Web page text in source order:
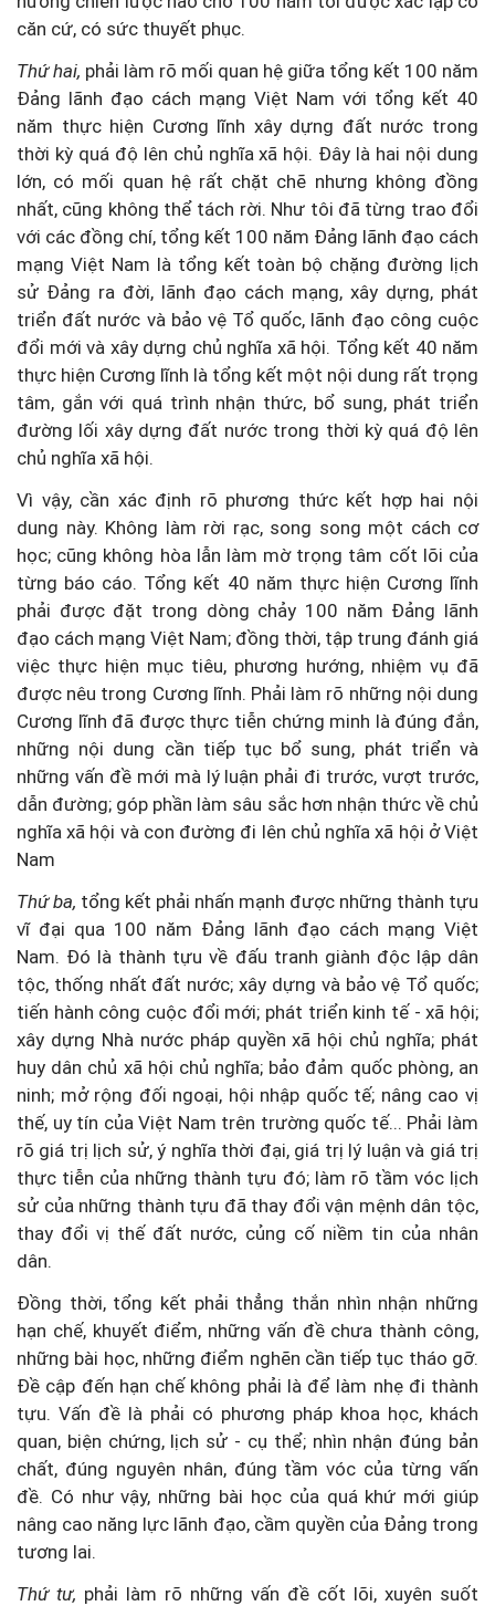
căn cứ, có sức thuyết phục.
Thứ hai, phải làm rõ mối quan hệ giữa tổng kết 100 năm
Đảng lãnh đạo cách mạng Việt Nam với tổng kết 40
năm thực hiện Cương lĩnh xây dựng đất nước trong
thời kỳ quá độ lên chủ nghĩa xã hội. Đây là hai nội dung
lớn, có mối quan hệ rất chặt chẽ nhưng không đồng
nhất, cũng không thể tách rời. Như tôi đã từng trao đổi
với các đồng chí, tổng kết 100 năm Đảng lãnh đạo cách
mạng Việt Nam là tổng kết toàn bộ chặng đường lịch
sử Đảng ra đời, lãnh đạo cách mạng, xây dựng, phát
triển đất nước và bảo vệ Tổ quốc, lãnh đạo công cuộc
đổi mới và xây dựng chủ nghĩa xã hội. Tổng kết 40 năm
thực hiện Cương lĩnh là tổng kết một nội dung rất trọng
tâm, gắn với quá trình nhận thức, bổ sung, phát triển
đường lối xây dựng đất nước trong thời kỳ quá độ lên
chủ nghĩa xã hội.
Vì vậy, cần xác định rõ phương thức kết hợp hai nội
dung này. Không làm rời rạc, song song một cách cơ
học; cũng không hòa lẫn làm mờ trọng tâm cốt lõi của
từng báo cáo. Tổng kết 40 năm thực hiện Cương lĩnh
phải được đặt trong dòng chảy 100 năm Đảng lãnh
đạo cách mạng Việt Nam; đồng thời, tập trung đánh giá
việc thực hiện mục tiêu, phương hướng, nhiệm vụ đã
được nêu trong Cương lĩnh. Phải làm rõ những nội dung
Cương lĩnh đã được thực tiễn chứng minh là đúng đắn,
những nội dung cần tiếp tục bổ sung, phát triển và
những vấn đề mới mà lý luận phải đi trước, vượt trước,
dẫn đường; góp phần làm sâu sắc hơn nhận thức về chủ
nghĩa xã hội và con đường đi lên chủ nghĩa xã hội ở Việt
Nam
Thứ ba, tổng kết phải nhấn mạnh được những thành tựu
vĩ đại qua 100 năm Đảng lãnh đạo cách mạng Việt
Nam. Đó là thành tựu về đấu tranh giành độc lập dân
tộc, thống nhất đất nước; xây dựng và bảo vệ Tổ quốc;
tiến hành công cuộc đổi mới; phát triển kinh tế - xã hội;
xây dựng Nhà nước pháp quyền xã hội chủ nghĩa; phát
huy dân chủ xã hội chủ nghĩa; bảo đảm quốc phòng, an
ninh; mở rộng đối ngoại, hội nhập quốc tế; nâng cao vị
thế, uy tín của Việt Nam trên trường quốc tế... Phải làm
rõ giá trị lịch sử, ý nghĩa thời đại, giá trị lý luận và giá trị
thực tiễn của những thành tựu đó; làm rõ tầm vóc lịch
sử của những thành tựu đã thay đổi vận mệnh dân tộc,
thay đổi vị thế đất nước, củng cố niềm tin của nhân
dân.
Đồng thời, tổng kết phải thẳng thắn nhìn nhận những
hạn chế, khuyết điểm, những vấn đề chưa thành công,
những bài học, những điểm nghẽn cần tiếp tục tháo gỡ.
Đề cập đến hạn chế không phải là để làm nhẹ đi thành
tựu. Vấn đề là phải có phương pháp khoa học, khách
quan, biện chứng, lịch sử - cụ thể; nhìn nhận đúng bản
chất, đúng nguyên nhân, đúng tầm vóc của từng vấn
đề. Có như vậy, những bài học của quá khứ mới giúp
nâng cao năng lực lãnh đạo, cầm quyền của Đảng trong
tương lai.
Thứ tư, phải làm rõ những vấn đề cốt lõi, xuyên suốt